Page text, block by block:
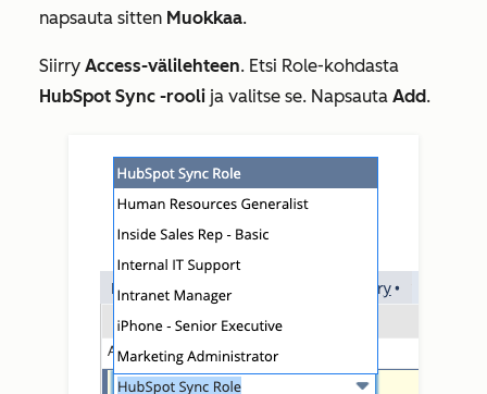
napsauta sitten Muokkaa.
Siirry Access-välilehteen. Etsi Role-kohdasta
HubSpot Sync -rooli ja valitse se. Napsauta Add.